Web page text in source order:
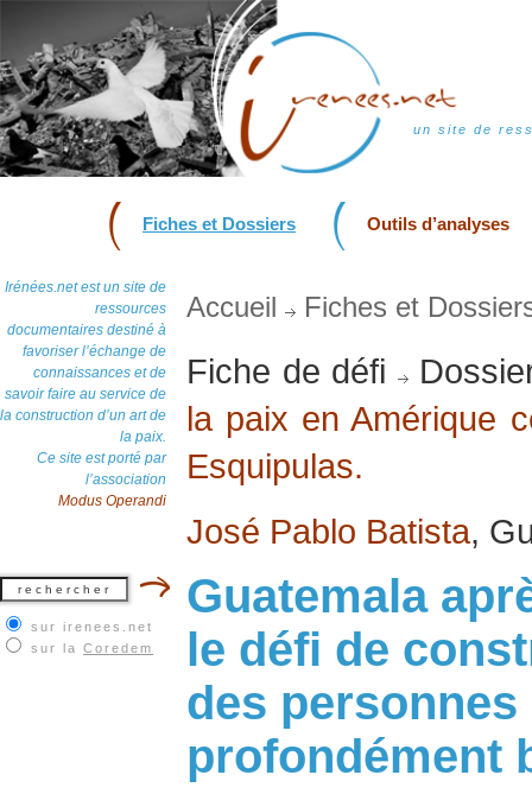
un site de
Fiches et Dossiers Outils d’analyses
Irénées.net est un site de
ressources
documentaires destiné à
favoriser l’échange de
connaissances et de
savoir faire au service de
la construction d’un art de
la paix.
Ce site est porté par
l’association
Modus Operandi
sur irenees.net
sur la Coredem
Accueil Fiches et
Fiche de défi
la paix en Amérique
Esquipulas.
José Pablo Batista,
Guatemala
le défi de
des
profondément